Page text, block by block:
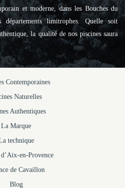
et moderne, dans les Bouches du
limitrophes. Quelle soit
la qualité de nos piscines saura
Contemporaines
Naturelles
Authentiques
La Marque
technique
en-Provence
de Cavaillon
Blog